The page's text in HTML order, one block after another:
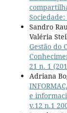
Sociedade:
Sandro
Valéria
Gestão do
21 n. 1
Adriana
e
v.12 n.1